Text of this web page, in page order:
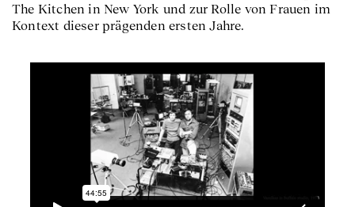
The Kitchen in New York und zur Rolle von Frauen im
Kontext dieser prägenden ersten Jahre.